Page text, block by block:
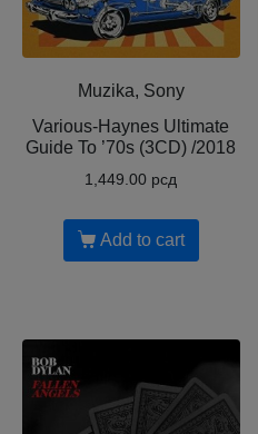
Muzika, Sony
Various-Haynes Ultimate
Guide To ’70s (3CD) /2018
1,449.00 рсд
Add to cart